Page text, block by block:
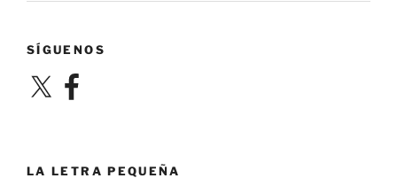
SÍGUENOS
X Facebook
LA LETRA PEQUEÑA